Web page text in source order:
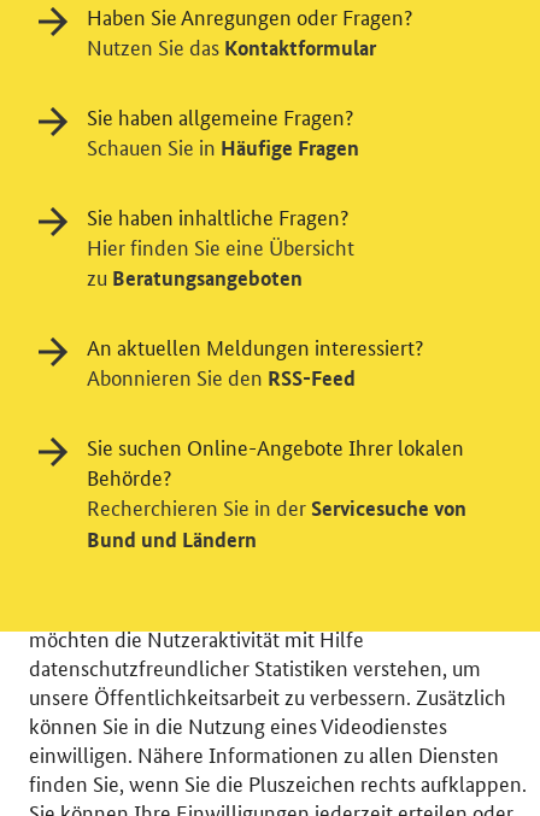
© 2026 Bundesministerium für Wirtschaft und Energie
RSS
Benutzerhinweise
Inhaltsverzeichnis
Einwilligung in Tracking und / oder
Videodienst
möchten die Nutzeraktivität mit Hilfe
datenschutzfreundlicher Statistiken verstehen, um
unsere Öffentlichkeitsarbeit zu verbessern. Zusätzlich
können Sie in die Nutzung eines Videodienstes
einwilligen. Nähere Informationen zu allen Diensten
finden Sie, wenn Sie die Pluszeichen rechts aufklappen.
Haben Sie Anregungen oder Fragen?
Nutzen Sie das Kontaktformular
Sie haben allgemeine Fragen?
Schauen Sie in Häufige Fragen
Sie haben inhaltliche Fragen?
Hier finden Sie eine Übersicht
zu Beratungsangeboten
An aktuellen Meldungen interessiert?
Abonnieren Sie den RSS-Feed
Sie suchen Online-Angebote Ihrer lokalen
Behörde?
Recherchieren Sie in der Servicesuche von
Bund und Ländern